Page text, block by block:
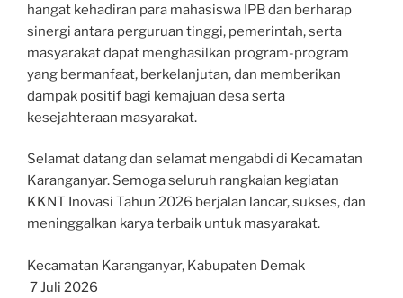
hangat kehadiran para mahasiswa IPB dan berharap
sinergi antara perguruan tinggi, pemerintah, serta
masyarakat dapat menghasilkan program-program
yang bermanfaat, berkelanjutan, dan memberikan
dampak positif bagi kemajuan desa serta
kesejahteraan masyarakat.
Selamat datang dan selamat mengabdi di Kecamatan
Karanganyar. Semoga seluruh rangkaian kegiatan
KKNT Inovasi Tahun 2026 berjalan lancar, sukses, dan
meninggalkan karya terbaik untuk masyarakat.
Kecamatan Karanganyar, Kabupaten Demak
️ 7 Juli 2026